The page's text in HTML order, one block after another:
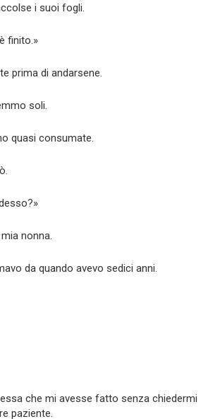
i suoi fogli.
finito.»
prima di andarsene.
soli.
quasi consumate.
nonna.
da quando avevo sedici anni.
che mi avesse fatto senza chiedermi
paziente.